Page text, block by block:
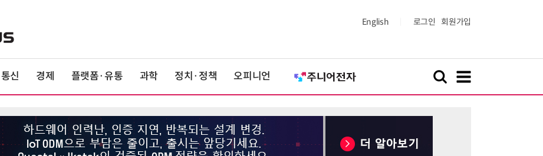
English 로그인 회원가입
통신 경제 플랫폼·유통 과학 정치·정책 오피니언